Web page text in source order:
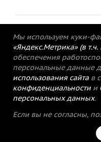
© 2015-2021
вестник».
Политика
Мы используем куки-
«Яндекс.Метрика» (в
обеспечения
персональные данные
использования сайтав
конфиденциальностии
персональных данных.
Если вы не согласны,